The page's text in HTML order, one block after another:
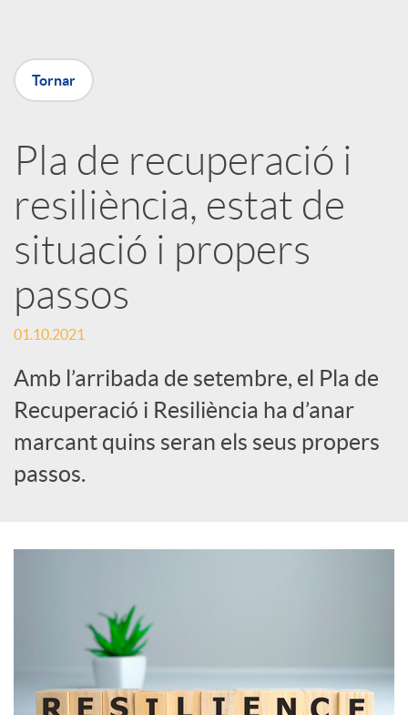
a
X
a
r
x
e
s
S
a
Tornar
Pla de recuperació i
resiliència, estat de
situació i propers
passos
01.10.2021
Amb l’arribada de setembre, el Pla de
Recuperació i Resiliència ha d’anar
marcant quins seran els seus propers
passos.